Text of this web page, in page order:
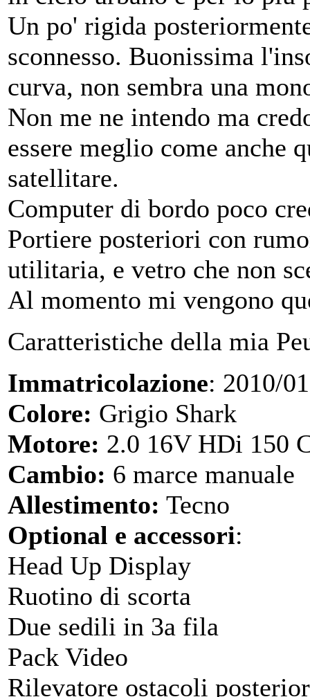
Un po' rigida
sconnesso. Buonissima
curva, non sembra una
Non me ne intendo ma
essere meglio come anche
satellitare.
Computer di bordo poco
Portiere posteriori con
utilitaria, e vetro che non
Al momento mi vengono
Caratteristiche della mia
Immatricolazione: 2010/01
Colore: Grigio Shark
Motore: 2.0 16V HDi 150
Cambio: 6 marce manuale
Allestimento: Tecno
Optional e accessori:
Head Up Display
Ruotino di scorta
Due sedili in 3a fila
Pack Video
Rilevatore ostacoli